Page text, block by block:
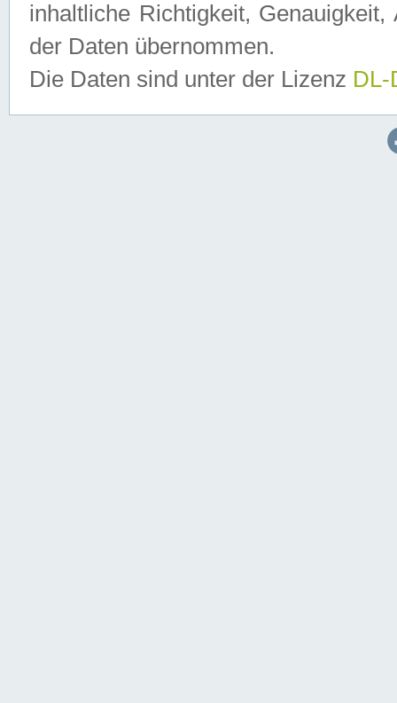
inhaltliche Richtigkeit,
der Daten übernommen.
Die Daten sind unter der Lizenz